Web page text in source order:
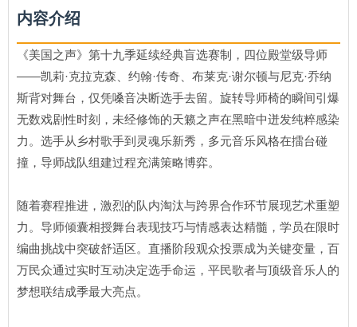
内容介绍
《美国之声》第十九季延续经典盲选赛制，四位殿堂级导师
——凯莉·克拉克森、约翰·传奇、布莱克·谢尔顿与尼克·乔纳
斯背对舞台，仅凭嗓音决断选手去留。旋转导师椅的瞬间引爆
无数戏剧性时刻，未经修饰的天籁之声在黑暗中迸发纯粹感染
力。选手从乡村歌手到灵魂乐新秀，多元音乐风格在擂台碰
撞，导师战队组建过程充满策略博弈。
随着赛程推进，激烈的队内淘汰与跨界合作环节展现艺术重塑
力。导师倾囊相授舞台表现技巧与情感表达精髓，学员在限时
编曲挑战中突破舒适区。直播阶段观众投票成为关键变量，百
万民众通过实时互动决定选手命运，平民歌者与顶级音乐人的
梦想联结成季最大亮点。